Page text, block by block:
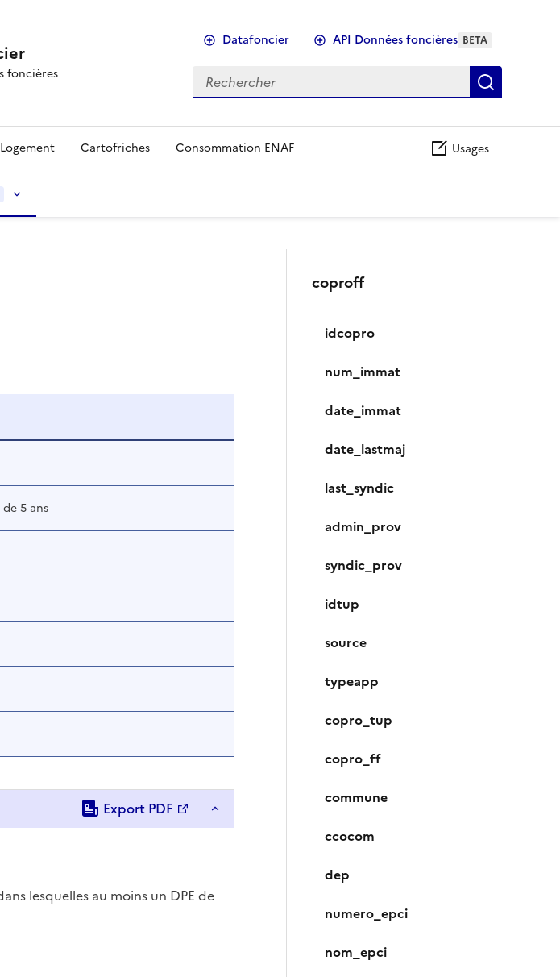
foncières
Datafoncier API Données foncières BETA
Rechercher
Cartofriches Consommation ENAF Usages
5 ans
Export PDF
lesquelles au moins un DPE de
coproff
idcopro
num_immat
date_immat
date_lastmaj
last_syndic
admin_prov
syndic_prov
idtup
source
typeapp
copro_tup
copro_ff
commune
ccocom
dep
numero_epci
nom_epci